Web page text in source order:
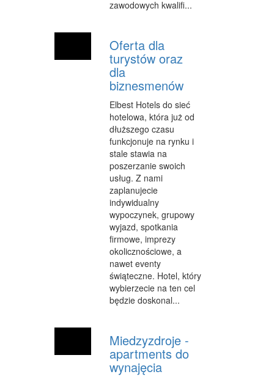
KOSMETYKI
LECZENIE
SALONY KOSMETYCZNE
SPRZĘT MEDYCZNY
WEB
OPROGRAMOWANIE
KONTAKT
zawodowych kwalifi...
Oferta dla
turystów oraz
dla
biznesmenów
Elbest Hotels do sieć
hotelowa, która już od
dłuższego czasu
funkcjonuje na rynku i
stale stawia na
poszerzanie swoich
usług. Z nami
zaplanujecie
indywidualny
wypoczynek, grupowy
wyjazd, spotkania
firmowe, imprezy
okolicznościowe, a
nawet eventy
świąteczne. Hotel, który
wybierzecie na ten cel
będzie doskonal...
Miedzyzdroje -
apartments do
wynajęcia